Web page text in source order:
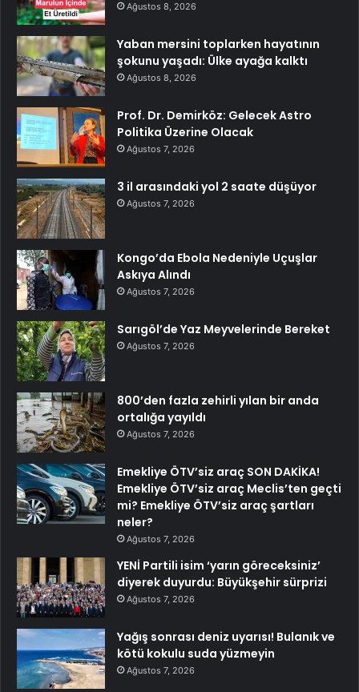
Ağustos 8, 2026
Yaban mersini toplarken hayatının
şokunu yaşadı: Ülke ayağa kalktı
Ağustos 8, 2026
Prof. Dr. Demirköz: Gelecek Astro
Politika Üzerine Olacak
Ağustos 7, 2026
3 il arasındaki yol 2 saate düşüyor
Ağustos 7, 2026
Kongo’da Ebola Nedeniyle Uçuşlar
Askıya Alındı
Ağustos 7, 2026
Sarıgöl’de Yaz Meyvelerinde Bereket
Ağustos 7, 2026
800’den fazla zehirli yılan bir anda
ortalığa yayıldı
Ağustos 7, 2026
Emekliye ÖTV’siz araç SON DAKİKA!
Emekliye ÖTV’siz araç Meclis’ten geçti
mi? Emekliye ÖTV’siz araç şartları
neler?
Ağustos 7, 2026
YENİ Partili isim ‘yarın göreceksiniz’
diyerek duyurdu: Büyükşehir sürprizi
Ağustos 7, 2026
Yağış sonrası deniz uyarısı! Bulanık ve
kötü kokulu suda yüzmeyin
Ağustos 7, 2026